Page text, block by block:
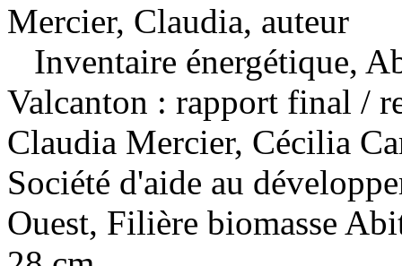
Mercier, Claudia, auteur
Inventaire énergétique,
Valcanton : rapport final /
Claudia Mercier, Cécilia
Société d'aide au
Ouest, Filière biomasse